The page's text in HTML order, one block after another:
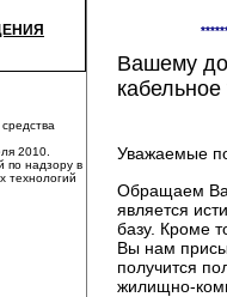
2010.
по надзору в
технологий
Здесь
Вашему
Уважаемые
Обращаем
является
базу. Кроме
Вы нам
получится
жилищно-